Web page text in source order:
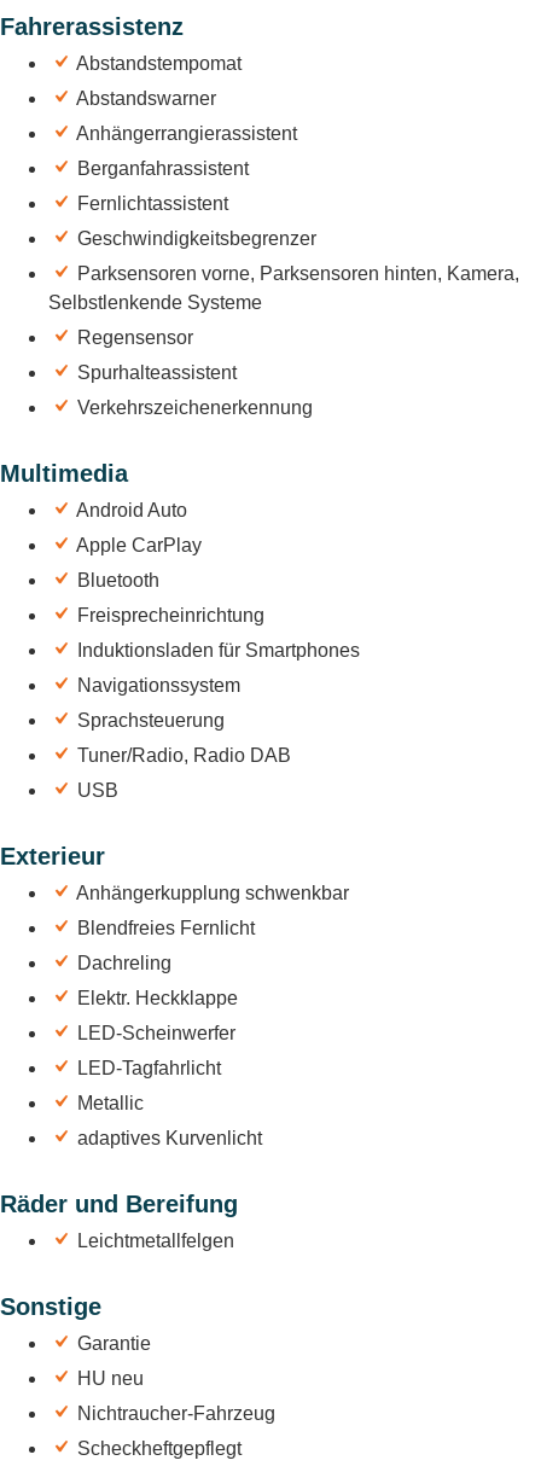
Fahrerassistenz
Abstandstempomat
Abstandswarner
Anhängerrangierassistent
Berganfahrassistent
Fernlichtassistent
Geschwindigkeitsbegrenzer
Parksensoren vorne, Parksensoren hinten, Kamera,
Selbstlenkende Systeme
Regensensor
Spurhalteassistent
Verkehrszeichenerkennung
Multimedia
Android Auto
Apple CarPlay
Bluetooth
Freisprecheinrichtung
Induktionsladen für Smartphones
Navigationssystem
Sprachsteuerung
Tuner/Radio, Radio DAB
USB
Exterieur
Anhängerkupplung schwenkbar
Blendfreies Fernlicht
Dachreling
Elektr. Heckklappe
LED-Scheinwerfer
LED-Tagfahrlicht
Metallic
adaptives Kurvenlicht
Räder und Bereifung
Leichtmetallfelgen
Sonstige
Garantie
HU neu
Nichtraucher-Fahrzeug
Scheckheftgepflegt